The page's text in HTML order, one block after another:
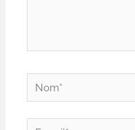
Nom*
E-